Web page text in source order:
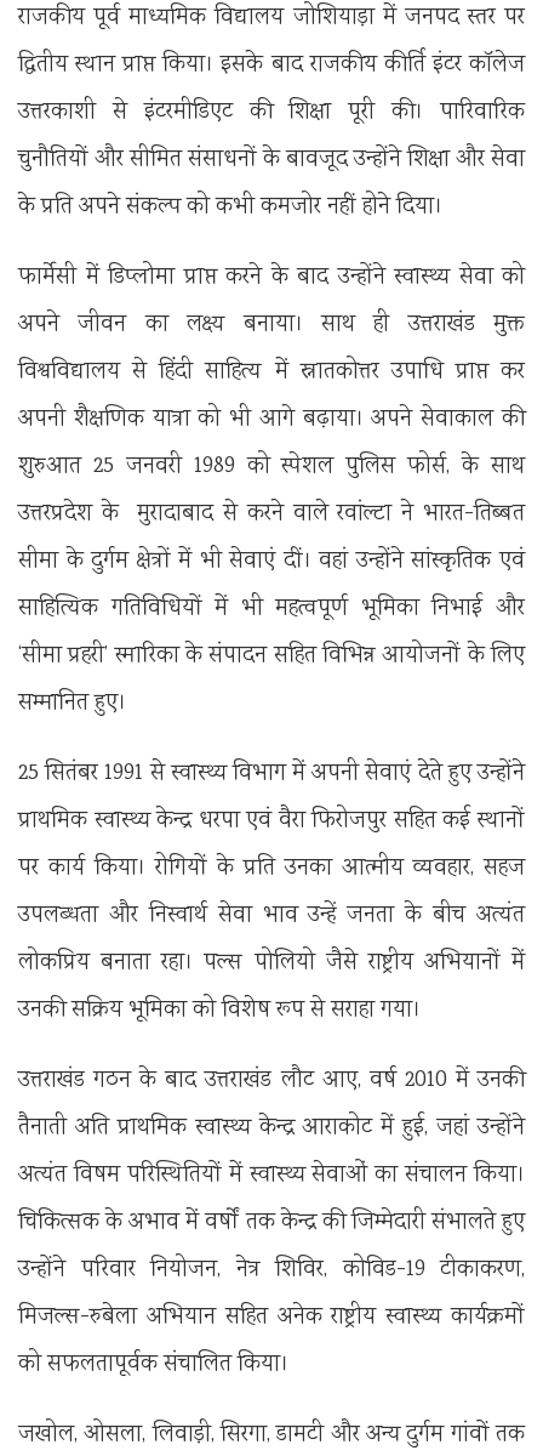
राजकीय पूर्व माध्यमिक विद्यालय जोशियाड़ा में जनपद स्तर पर
द्वितीय स्थान प्राप्त किया। इसके बाद राजकीय कीर्ति इंटर कॉलेज
उत्तरकाशी से इंटरमीडिएट की शिक्षा पूरी की। पारिवारिक
चुनौतियों और सीमित संसाधनों के बावजूद उन्होंने शिक्षा और सेवा
के प्रति अपने संकल्प को कभी कमजोर नहीं होने दिया।
फार्मेसी में डिप्लोमा प्राप्त करने के बाद उन्होंने स्वास्थ्य सेवा को
अपने जीवन का लक्ष्य बनाया। साथ ही उत्तराखंड मुक्त
विश्वविद्यालय से हिंदी साहित्य में स्नातकोत्तर उपाधि प्राप्त कर
अपनी शैक्षणिक यात्रा को भी आगे बढ़ाया। अपने सेवाकाल की
शुरुआत 25 जनवरी 1989 को स्पेशल पुलिस फोर्स, के साथ
उत्तरप्रदेश के मुरादाबाद से करने वाले रवांल्टा ने भारत-तिब्बत
सीमा के दुर्गम क्षेत्रों में भी सेवाएं दीं। वहां उन्होंने सांस्कृतिक एवं
साहित्यिक गतिविधियों में भी महत्वपूर्ण भूमिका निभाई और
‘सीमा प्रहरी’ स्मारिका के संपादन सहित विभिन्न आयोजनों के लिए
सम्मानित हुए।
25 सितंबर 1991 से स्वास्थ्य विभाग में अपनी सेवाएं देते हुए उन्होंने
प्राथमिक स्वास्थ्य केन्द्र धरपा एवं वैरा फिरोजपुर सहित कई स्थानों
पर कार्य किया। रोगियों के प्रति उनका आत्मीय व्यवहार, सहज
उपलब्धता और निस्वार्थ सेवा भाव उन्हें जनता के बीच अत्यंत
लोकप्रिय बनाता रहा। पल्स पोलियो जैसे राष्ट्रीय अभियानों में
उनकी सक्रिय भूमिका को विशेष रूप से सराहा गया।
उत्तराखंड गठन के बाद उत्तराखंड लौट आए, वर्ष 2010 में उनकी
तैनाती अति प्राथमिक स्वास्थ्य केन्द्र आराकोट में हुई, जहां उन्होंने
अत्यंत विषम परिस्थितियों में स्वास्थ्य सेवाओं का संचालन किया।
चिकित्सक के अभाव में वर्षों तक केन्द्र की जिम्मेदारी संभालते हुए
उन्होंने परिवार नियोजन, नेत्र शिविर, कोविड-19 टीकाकरण,
मिजल्स-रुबेला अभियान सहित अनेक राष्ट्रीय स्वास्थ्य कार्यक्रमों
को सफलतापूर्वक संचालित किया।
जखोल, ओसला, लिवाड़ी, सिरगा, डामटी और अन्य दुर्गम गांवों तक